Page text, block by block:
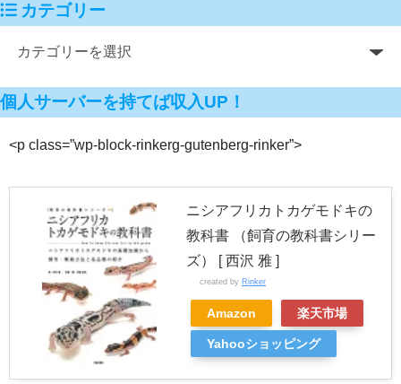
カテゴリー
個人サーバーを持てば収入UP！
<p class=”wp-block-rinkerg-gutenberg-rinker”>
ニシアフリカトカゲモドキの
教科書 （飼育の教科書シリー
ズ） [ 西沢 雅 ]
created by Rinker
Amazon 楽天市場
Yahooショッピング